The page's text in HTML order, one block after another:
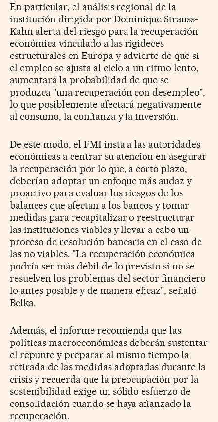
En particular, el análisis regional de la
institución dirigida por Dominique Strauss-
Kahn alerta del riesgo para la recuperación
económica vinculado a las rigideces
estructurales en Europa y advierte de que si
el empleo se ajusta al ciclo a un ritmo lento,
aumentará la probabilidad de que se
produzca "una recuperación con desempleo",
lo que posiblemente afectará negativamente
al consumo, la confianza y la inversión.
De este modo, el FMI insta a las autoridades
económicas a centrar su atención en asegurar
la recuperación por lo que, a corto plazo,
deberían adoptar un enfoque más audaz y
proactivo para evaluar los riesgos de los
balances que afectan a los bancos y tomar
medidas para recapitalizar o reestructurar
las instituciones viables y llevar a cabo un
proceso de resolución bancaria en el caso de
las no viables. "La recuperación económica
podría ser más débil de lo previsto si no se
resuelven los problemas del sector financiero
lo antes posible y de manera eficaz", señaló
Belka.
Además, el informe recomienda que las
políticas macroeconómicas deberán sustentar
el repunte y preparar al mismo tiempo la
retirada de las medidas adoptadas durante la
crisis y recuerda que la preocupación por la
sostenibilidad exige un sólido esfuerzo de
consolidación cuando se haya afianzado la
recuperación.